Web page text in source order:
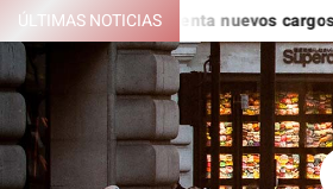
Saltar
al
contenido
ÚLTIMAS NOTICIAS
CJNG y presenta nuevos cargos